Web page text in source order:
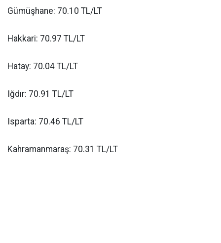
Gümüşhane: 70.10 TL/LT
Hakkari: 70.97 TL/LT
Hatay: 70.04 TL/LT
Iğdır: 70.91 TL/LT
Isparta: 70.46 TL/LT
Kahramanmaraş: 70.31 TL/LT